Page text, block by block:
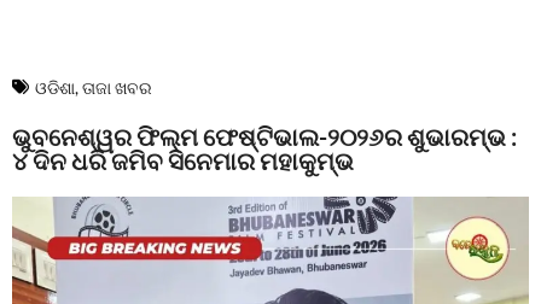
ଓଡିଶା,ତାଜା ଖବର
ଭୁବନେଶ୍ୱର ଫିଲ୍ମ ଫେଷ୍ଟିଭାଲ-୨୦୨୬ର ଶୁଭାରମ୍ଭ :
୪ ଦିନ ଧରି ଜମିବ ସିନେମାର ମହାକୁମ୍ଭ